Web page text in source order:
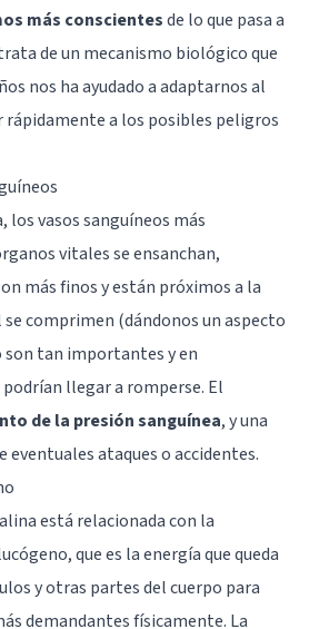
más conscientesde lo que pasa a
de un mecanismo biológico que
nos ha ayudado a adaptarnos al
rápidamente a los posibles peligros
los vasos sanguíneos más
vitales se ensanchan,
más finos y están próximos a la
comprimen (dándonos un aspecto
son tan importantes y en
llegar a romperse. El
de la presión sanguínea, y una
eventuales ataques o accidentes.
está relacionada con la
que es la energía que queda
y otras partes del cuerpo para
demandantes físicamente. La